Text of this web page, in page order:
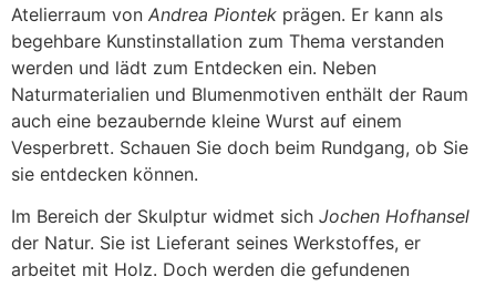
Atelierraum von Andrea Piontek prägen. Er kann als
begehbare Kunstinstallation zum Thema verstanden
werden und lädt zum Entdecken ein. Neben
Naturmaterialien und Blumenmotiven enthält der Raum
auch eine bezaubernde kleine Wurst auf einem
Vesperbrett. Schauen Sie doch beim Rundgang, ob Sie
sie entdecken können.
Im Bereich der Skulptur widmet sich Jochen Hofhansel
der Natur. Sie ist Lieferant seines Werkstoffes, er
arbeitet mit Holz. Doch werden die gefundenen